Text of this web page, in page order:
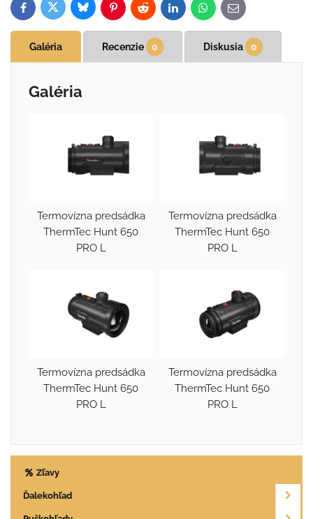
FacebookTwitterBlueskyPinterestReddit LinkedInWhatsApp
E-
mail
Galéria Recenzie 0 Diskusia 0
Galéria
Termovízna predsádka
ThermTec Hunt 650
PRO L
Termovízna predsádka
ThermTec Hunt 650
PRO L
Termovízna predsádka
ThermTec Hunt 650
PRO L
Termovízna predsádka
ThermTec Hunt 650
PRO L
Zľavy
Ďalekohľad